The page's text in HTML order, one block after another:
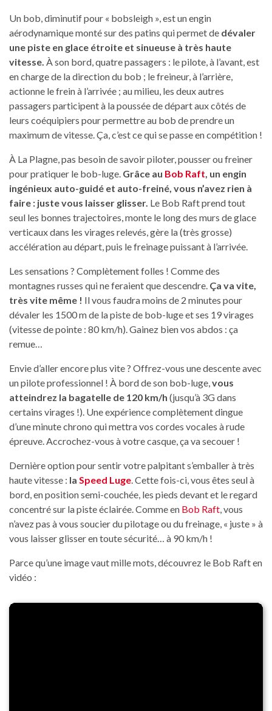
Un bob, diminutif pour « bobsleigh », est un engin
aérodynamique monté sur des patins qui permet de dévaler
une piste en glace étroite et sinueuse à très haute
vitesse. À son bord, quatre passagers : le pilote, à l’avant, est
en charge de la direction du bob ; le freineur, à l’arrière,
actionne le frein à l’arrivée ; au milieu, les deux autres
passagers participent à la poussée de départ aux côtés de
leurs coéquipiers pour permettre au bob de prendre un
maximum de vitesse. Ça, c’est ce qui se passe en compétition !
À La Plagne, pas besoin de savoir piloter, pousser ou freiner
pour pratiquer le bob-luge. Grâce au Bob Raft, un engin
ingénieux auto-guidé et auto-freiné, vous n’avez rien à
faire : juste vous laisser glisser. Le Bob Raft prend tout
seul les bonnes trajectoires, monte le long des murs de glace
verticaux dans les virages relevés, gère la (très grosse)
accélération au départ, puis le freinage puissant à l’arrivée.
Les sensations ? Complètement folles ! Comme des
montagnes russes qui ne feraient que descendre. Ça va vite,
très vite même ! Il vous faudra moins de 2 minutes pour
dévaler les 1500 m de la piste de bob-luge et ses 19 virages
(vitesse de pointe : 80 km/h). Gainez bien vos abdos : ça
remue…
Envie d’aller encore plus vite ? Offrez-vous une descente avec
un pilote professionnel ! À bord de son bob-luge,vous
atteindrez la bagatelle de 120 km/h (jusqu’à 3G dans
certains virages !). Une expérience complètement dingue
d’une minute chrono qui mettra vos cordes vocales à rude
épreuve. Accrochez-vous à votre casque, ça va secouer !
Dernière option pour sentir votre palpitant s’emballer à très
haute vitesse : la Speed Luge. Cette fois-ci, vous êtes seul à
bord, en position semi-couchée, les pieds devant et le regard
concentré sur la piste éclairée. Comme en Bob Raft, vous
n’avez pas à vous soucier du pilotage ou du freinage, « juste » à
vous laisser glisser en toute sécurité… à 90 km/h !
Parce qu’une image vaut mille mots, découvrez le Bob Raft en
vidéo :